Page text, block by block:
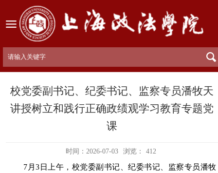
校党委副书记、纪委书记、监察专员潘牧天
讲授树立和践行正确政绩观学习教育专题党
课
时间：2026-07-03 浏览： 412
7月3日上午，校党委副书记、纪委书记、监察专员潘牧